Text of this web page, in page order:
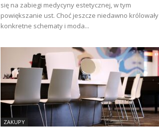
się na zabiegi medycyny estetycznej, w tym
powiększanie ust. Choć jeszcze niedawno królowały
konkretne schematy i moda...
ZAKUPY